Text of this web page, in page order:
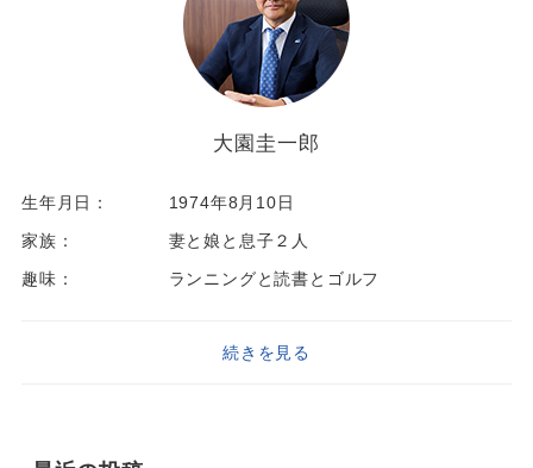
大園圭一郎
生年月日：
1974年8月10日
家族：
妻と娘と息子２人
趣味：
ランニングと読書とゴルフ
続きを見る